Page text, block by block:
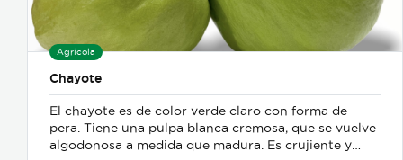
Agrícola
Chayote
El chayote es de color verde claro con forma de
pera. Tiene una pulpa blanca cremosa, que se vuelve
algodonosa a medida que madura. Es crujiente y